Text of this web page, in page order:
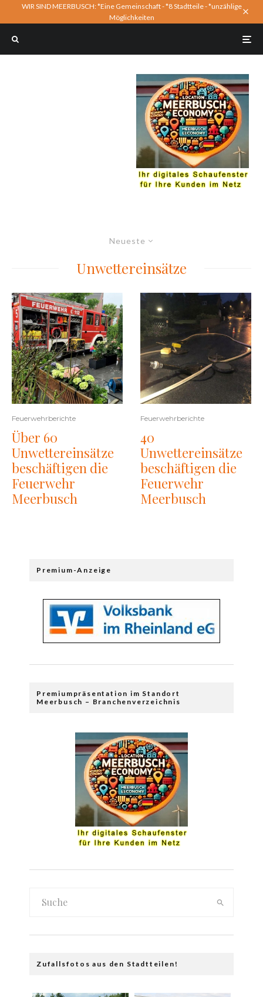
WIR SIND MEERBUSCH: *Eine Gemeinschaft - *8 Stadtteile - *unzählige
Möglichkeiten
Neueste
Unwettereinsätze
Feuerwehrberichte
Über 60
Unwettereinsätze
beschäftigen die
Feuerwehr
Meerbusch
Feuerwehrberichte
40
Unwettereinsätze
beschäftigen die
Feuerwehr
Meerbusch
Premium-Anzeige
Premiumpräsentation im Standort
Meerbusch – Branchenverzeichnis
Zufallsfotos aus den Stadtteilen!